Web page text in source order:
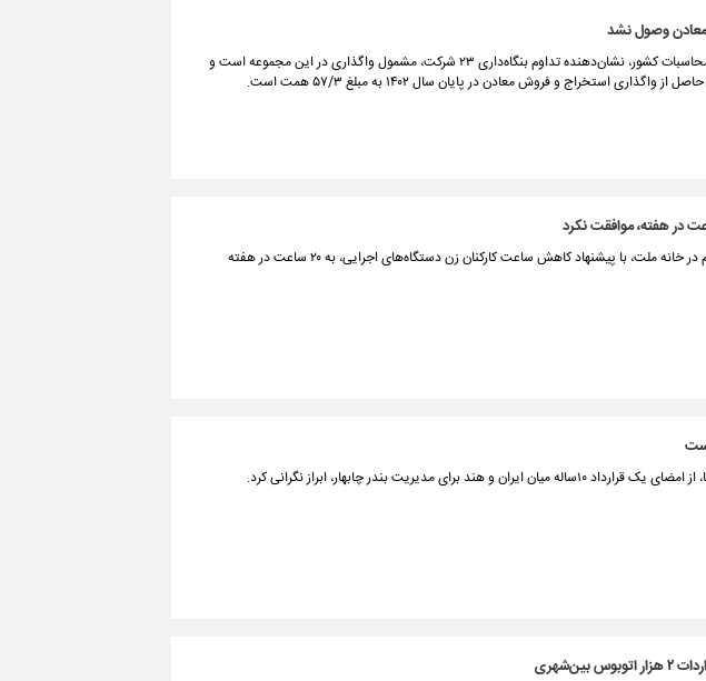
ارزیابی عملکرد شرکت ایمیدرو توسط دیوان محاسبات کشور، نشان‌دهنده تداوم بنگاه‌داری ۲۳ شرکت، مشمول واگذاری در این مجموعه است و
استخراج و فروش معادن در پایان سال ۱۴۰۲ به مبلغ ۵۷/۳ همت است.
در جلسه علنی امروز سه‌شنبه، نمایندگان مردم در خانه ملت، با پیشنهاد کاهش ساعت کارکنان زن دستگاه‌های اجرایی، به ۲۰ ساعت در هفته
مدیریت بندر چابهار، ابراز نگرانی کرد.